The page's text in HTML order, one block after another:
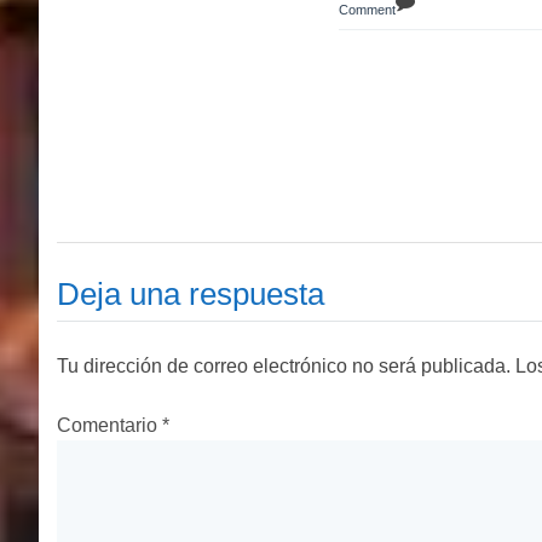
Comment
Comment
Deja una respuesta
Tu dirección de correo electrónico no será publicada.
Comentario *